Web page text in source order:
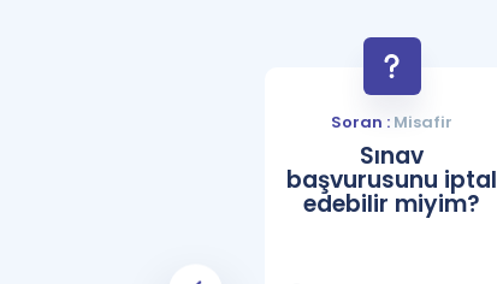
Soran : Misafir
Sınav
başvurusunu iptal
edebilir miyim?